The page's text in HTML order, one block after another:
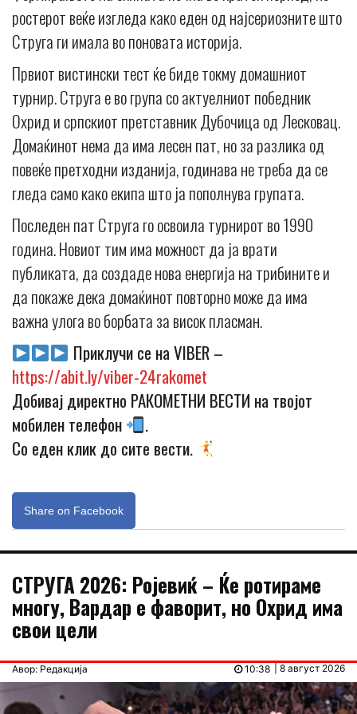
ростерот веќе изгледа како еден од најсериозните што
Струга ги имала во поновата историја.
Првиот вистински тест ќе биде токму домашниот
турнир. Струга е во група со актуелниот победник
Охрид и српскиот претставник Дубочица од Лесковац.
Домаќинот нема да има лесен пат, но за разлика од
повеќе претходни изданија, годинава не треба да се
гледа само како екипа што ја пополнува групата.
Последен пат Струга го освоила турнирот во 1990
година. Новиот тим има можност да ја врати
публиката, да создаде нова енергија на трибините и
да покаже дека домаќинот повторно може да има
важна улога во борбата за висок пласман.
Приклучи се на VIBER –
https://abit.ly/viber-24rakomet
Добивај директно РАКОМЕТНИ ВЕСТИ на твојот
мобилен телефон
.
Со еден клик до сите вести.
Share on Facebook
СТРУГА 2026: Ројевиќ – Ќе ротираме
многу, Вардар е фаворит, но Охрид има
свои цели
Авор: Редакција | 8 август 2026
10:38